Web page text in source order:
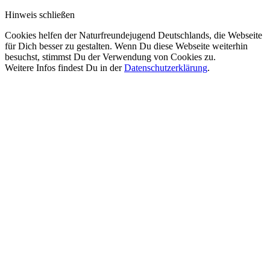
Hinweis schließen
Cookies helfen der Naturfreundejugend Deutschlands, die Webseite
für Dich besser zu gestalten. Wenn Du diese Webseite weiterhin
besuchst, stimmst Du der Verwendung von Cookies zu.
Weitere Infos findest Du in derDatenschutzerklärung.